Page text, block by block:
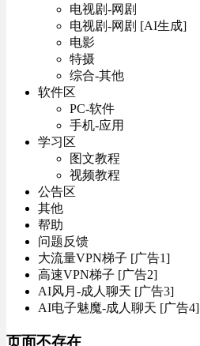
电视剧-网剧
电视剧-网剧 [AI生成]
电影
特摄
综合-其他
软件区
PC-软件
手机-应用
学习区
图文教程
视频教程
公告区
其他
帮助
问题反馈
大流量VPN梯子 [广告1]
高速VPN梯子 [广告2]
AI风月-成人聊天 [广告3]
AI电子魅魔-成人聊天 [广告4]
页面不存在